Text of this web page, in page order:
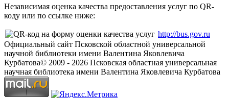
Независимая оценка качества предоставления услуг по QR-
коду или по ссылке ниже:
http://bus.gov.ru
Официальный сайт Псковской областной универсальной
научной библиотеки имени Валентина Яковлевича
Курбатова© 2009 - 2026 Псковская областная универсальная
научная библиотека имени Валентина Яковлевича Курбатова